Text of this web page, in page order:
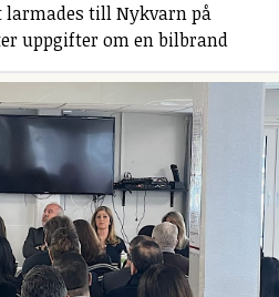
till Nykvarn på
uppgifter om en bilbrand